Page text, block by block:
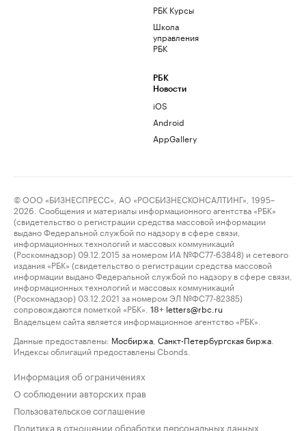
РБК Курсы
Школа
управления
РБК
РБК
Новости
iOS
Android
AppGallery
© ООО «БИЗНЕСПРЕСС», АО «РОСБИЗНЕСКОНСАЛТИНГ», 1995–
2026. Сообщения и материалы информационного агентства «РБК»
(свидетельство о регистрации средства массовой информации
выдано Федеральной службой по надзору в сфере связи,
информационных технологий и массовых коммуникаций
(Роскомнадзор) 09.12.2015 за номером ИА №ФС77-63848) и сетевого
издания «РБК» (свидетельство о регистрации средства массовой
информации выдано Федеральной службой по надзору в сфере связи,
информационных технологий и массовых коммуникаций
(Роскомнадзор) 03.12.2021 за номером ЭЛ №ФС77-82385)
сопровождаются пометкой «РБК».
18+ letters@rbc.ru
Владельцем сайта является информационное агентство «РБК».
Данные предоставлены: Мосбиржа Санкт-Петербургская биржа
Индексы облигаций предоставлены Cbonds.
Информация об ограничениях
О соблюдении авторских прав
Пользовательское соглашение
Политика в отношении обработки персональных данных